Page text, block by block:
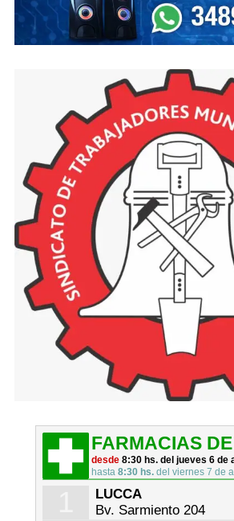
FARMACIAS
desde8:30 hs. del jueves 6 de
hasta8:30 hs. del viernes 7 de
LUCCA
Bv. Sarmiento 204